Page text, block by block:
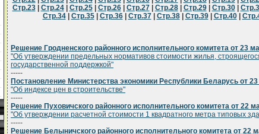
Стр.23| Стр.24| Стр.25| Стр.26| Стр.27| Стр.28| Стр.29| Стр.30|
Стр.34| Стр.35| Стр.36| Стр.37| Стр.38| Стр.39| Стр.40|
Решение Гродненского районного исполнительного комитета от 23
"Об утверждении предельных нормативов стоимости жилья,
государственной поддержкой"
-----
Постановление Министерства экономики Республики Беларусь от
"Об индексе цен в строительстве"
-----
Решение Пуховичского районного исполнительного комитета от 22
"Об утверждении расчетной стоимости 1 квадратного метра типовых
-----
Решение Белыничского районного исполнительного комитета от 22